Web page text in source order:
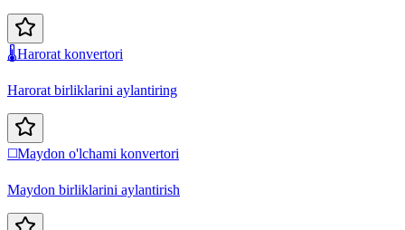
🌡️Harorat konvertori
Harorat birliklarini aylantiring
◻️Maydon o'lchami konvertori
Maydon birliklarini aylantirish